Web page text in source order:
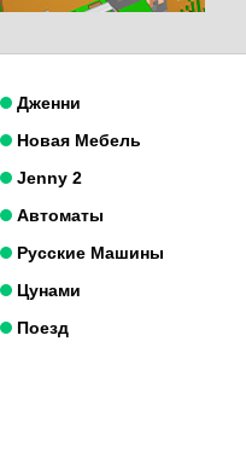
Дженни
Новая Мебель
Jenny 2
Автоматы
Русские Машины
Цунами
Поезд